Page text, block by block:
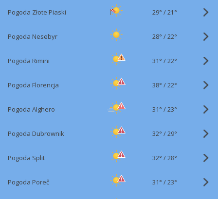
Pogoda Złote Piaski 29° /21°
Pogoda Nesebyr 28° /22°
Pogoda Rimini 31° /22°
Pogoda Florencja 38° /22°
Pogoda Alghero 31° /23°
Pogoda Dubrownik 32° /29°
Pogoda Split 32° /28°
Pogoda Poreč 31° /23°